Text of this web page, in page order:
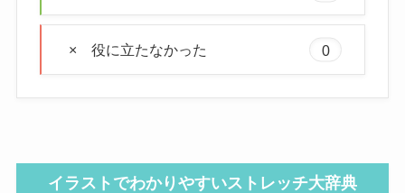
× 役に立たなかった 0
イラストでわかりやすいストレッチ大辞典